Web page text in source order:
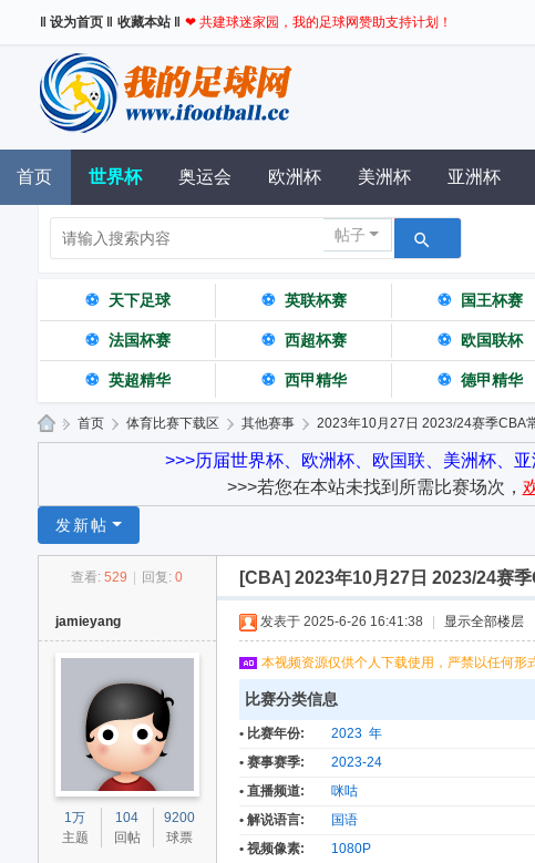
‖ 设为首页 ‖ 收藏本站 ‖ ❤ 共建球迷家园，我的足球网赞助支持计划！
首页 世界杯 奥运会 欧洲杯 美洲杯 亚洲杯
帖子
⚽ 天下足球 ⚽ 英联杯赛 ⚽ 国王杯赛
⚽ 法国杯赛 ⚽ 西超杯赛 ⚽ 欧国联杯
⚽ 英超精华 ⚽ 西甲精华 ⚽ 德甲精华
球
» 首页 › 体育比赛下载区 › 其他赛事 › 2023年10月27日 2023/24赛季CBA
>>>历届世界杯、欧洲杯、欧国联、美洲杯、
>>>若您在本站未找到所需比赛场次，
发新帖
查看: 529 回复: 0 [CBA] 2023年10月27日 2023/24赛
jamieyang
1万
主题
104
回帖
9200
球票
发表于 2025-6-26 16:41:38 显示全部楼层
本视频资源仅供个人下载使用，严禁以任何形
比赛分类信息
• 比赛年份:
2023 年
• 赛事赛季:
2023-24
• 直播频道:
咪咕
• 解说语言:
国语
• 视频像素:
1080P